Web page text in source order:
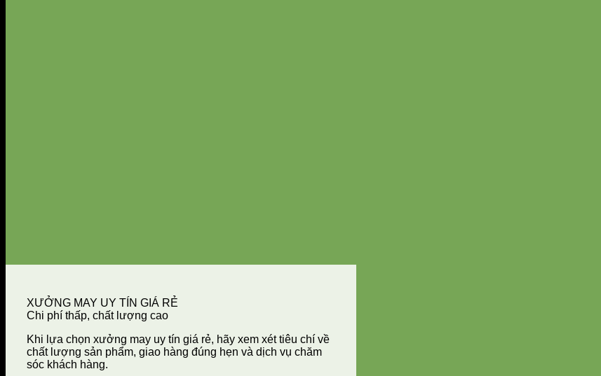
XƯỞNG MAY UY TÍN GIÁ RẺ
Chi phí thấp, chất lượng cao
Khi lựa chọn xưởng may uy tín giá rẻ, hãy xem xét tiêu chí về
chất lượng sản phẩm, giao hàng đúng hẹn và dịch vụ chăm
sóc khách hàng.